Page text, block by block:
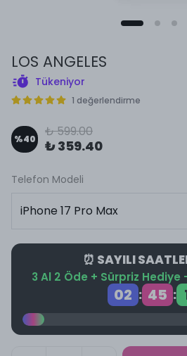
LOS ANGELES
Tükeniyor
1 değerlendirme
%40 ₺ 599.00
₺ 359.40
Telefon Modeli
⏰ SAYILI
3 Al 2 Öde + Sürpriz
02 : 45 :